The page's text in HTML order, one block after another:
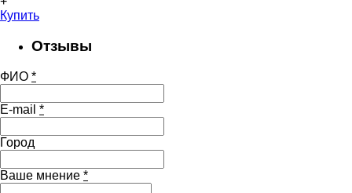
Купить
Отзывы
ФИО *
E-mail *
Город
Ваше мнение *